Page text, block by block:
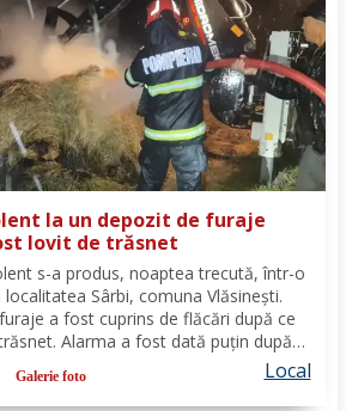
la un depozit de furaje
lovit de trăsnet
s-a produs, noaptea trecută, într-o
Sârbi, comuna Vlăsinești.
a fost cuprins de flăcări după ce
Alarma a fost dată puțin după
s-au deplasat, în cel mai scurt timp,
Galerie foto Local